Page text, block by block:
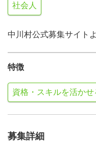
社会人
中川村公式募集サイト
特徴
資格・スキルを活かせ
募集詳細